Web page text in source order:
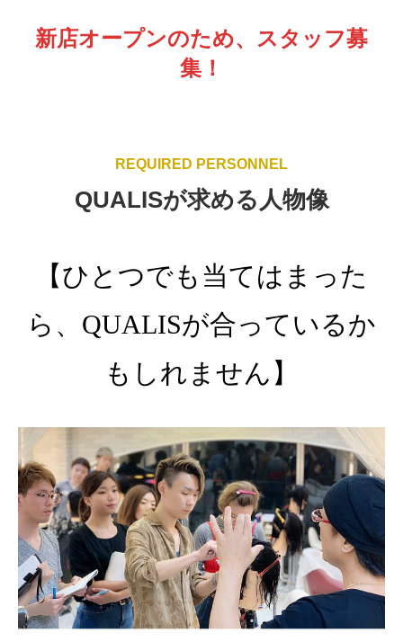
新店オープンのため、スタッフ募
集！
REQUIRED PERSONNEL
QUALISが求める人物像
【ひとつでも当てはまった
ら、QUALISが合っているか
もしれません】